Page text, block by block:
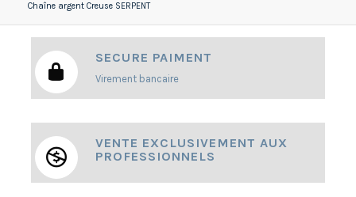
Chaîne argent Creuse SERPENT
SECURE PAIMENT
Virement bancaire
VENTE EXCLUSIVEMENT AUX
PROFESSIONNELS